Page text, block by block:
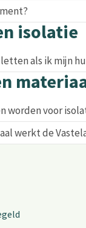
isolatie
als ik mijn
worden voor
werkt de